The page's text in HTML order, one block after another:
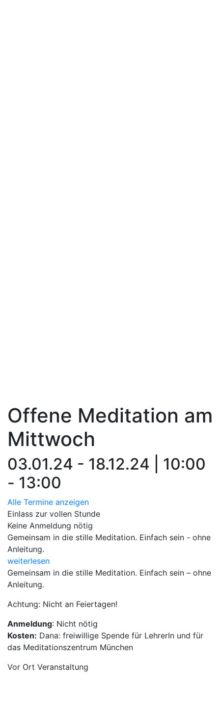
Offene Meditation am
Mittwoch
03.01.24 - 18.12.24 | 10:00
- 13:00
Alle Termine anzeigen
Einlass zur vollen Stunde
Keine Anmeldung nötig
Gemeinsam in die stille Meditation. Einfach sein - ohne
Anleitung.
weiterlesen
Gemeinsam in die stille Meditation. Einfach sein – ohne
Anleitung.
Achtung: Nicht an Feiertagen!
Anmeldung: Nicht nötig
Kosten: Dana: freiwillige Spende für LehrerIn und für
das Meditationszentrum München
Vor Ort Veranstaltung